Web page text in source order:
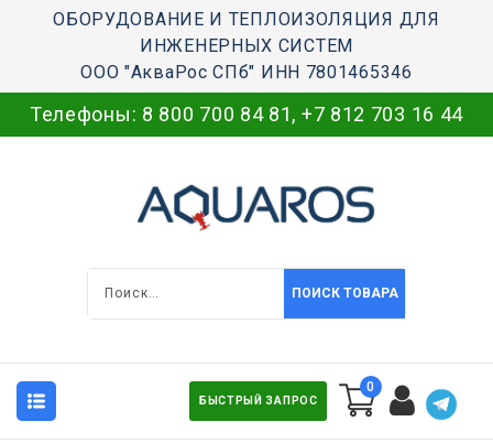
ОБОРУДОВАНИЕ И ТЕПЛОИЗОЛЯЦИЯ ДЛЯ
ИНЖЕНЕРНЫХ СИСТЕМ
ООО "АкваРос СПб" ИНН 7801465346
Телефоны: 8 800 700 84 81, +7 812 703 16 44
ПОИСК ТОВАРА
БЫСТРЫЙ ЗАПРОС
0